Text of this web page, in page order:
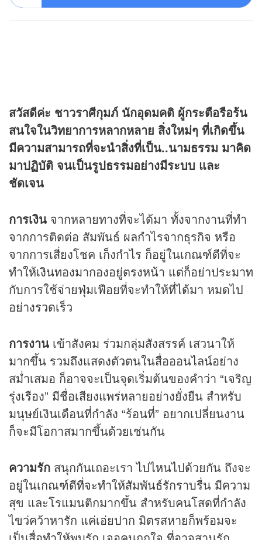
สวัสดีค่ะ ชาวราศีกุมภ์ นักอุดมคติ ผู้กระตือรือร้น
สนใจในวิทยาการหลากหลาย สิ่งใหม่ๆ ที่เกิดขึ้น
มีความสามารถที่จะนำสิ่งที่เป็น..นามธรรม มาคิด
มาปฏิบัติ จนเป็นรูปธรรมอย่างมีระบบ และ
ชัดเจน
การเงิน จากหลายทางที่จะได้มา ทั้งจากงานที่ทำ
จากการติดต่อ สัมพันธ์ ผลกำไรจากธุรกิจ หรือ
จากการเสี่ยงโชค เก็งกำไร ก็อยู่ในเกณฑ์ดีที่จะ
ทำให้เงินทองมากองอยู่ตรงหน้า แต่ก็อย่าประมาท
กับการใช้จ่ายฟุ่มเฟือยที่จะทำให้ที่ได้มา หมดไป
อย่างรวดเร็ว
การงาน เข้าสังคม ร่วมกลุ่มสังสรรค์ เสวนาให้
มากขึ้น รวมถึงแสดงตัวตนในสื่อออนไลน์อย่าง
สม่ำเสมอ ก็อาจจะเป็นจุดเริ่มต้นของคำว่า “เจริญ
รุ่งเรือง” มีชื่อเสียงแพร่หลายอย่างยั่งยืน สำหรับ
มนุษย์เงินเดือนที่กำลัง “ร้อนที่” อยากเปลี่ยนงาน
ก็จะมีโอกาสมากขึ้นด้วยเช่นกัน
ความรัก สนุกกันเถอะเรา ไปไหนไปด้วยกัน ถึงจะ
อยู่ในเกณฑ์ดีที่จะทำให้สัมพันธ์รักราบรื่น มีความ
สุข และโรแมนติกมากขึ้น สำหรับคนโสดที่กำลัง
ไขว่คว้าหารัก แค่เอ่ยปาก มิตรสหายก็พร้อมจะ